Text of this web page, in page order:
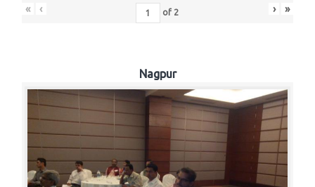
« ‹ of 2 › »
Nagpur